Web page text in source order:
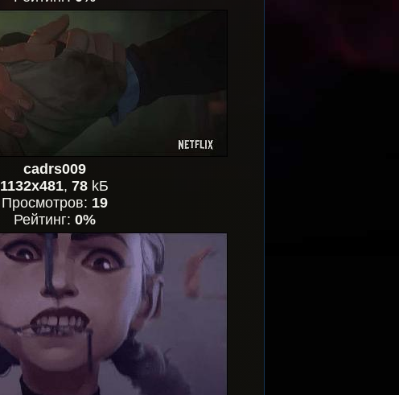
cadrs009
1132x481, 78 kБ
Просмотров: 19
Рейтинг: 0%